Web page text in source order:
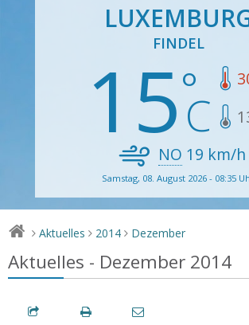
FINDEL
15
NO 19 km/h
Samstag, 08. August 2026 - 08:35
> Aktuelles > 2014 > Dezember
Aktuelles - Dezember 2014